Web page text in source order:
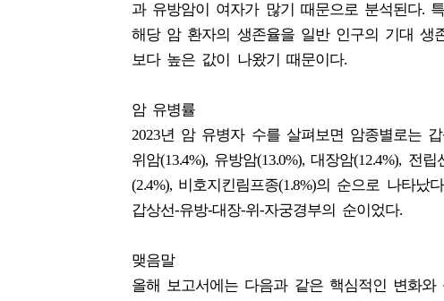
과 유방암이 여자가 많기 때문으로 분석된다.
해당 암 환자의 생존율을 일반 인구의 기대 생
보다 높은 값이 나왔기 때문이다.
암 유병률
2023년 암 유병자 수를 살펴보면 암종별로는
위암(13.4%), 유방암(13.0%), 대장암(12.4%), 전
(2.4%), 비호지킨림프종(1.8%)의 순으로 나타났
갑상선-유방-대장-위-자궁경부의 순이었다.
맺음말
올해 보고서에는 다음과 같은 핵심적인 변화